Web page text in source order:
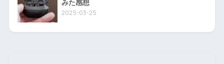
みた感想
2025-03-25